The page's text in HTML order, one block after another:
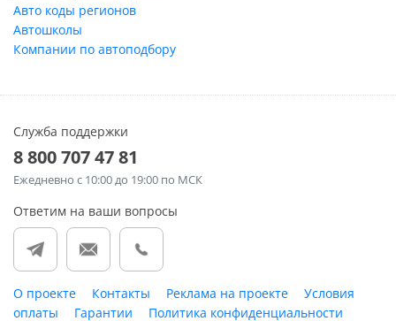
Авто коды регионов
Автошколы
Компании по автоподбору
Служба поддержки
8 800 707 47 81
Ежедневно с 10:00 до 19:00 по МСК
Ответим на ваши вопросы
О проекте Контакты Реклама на проекте
Условия
оплаты
Гарантии Политика конфиденциальности